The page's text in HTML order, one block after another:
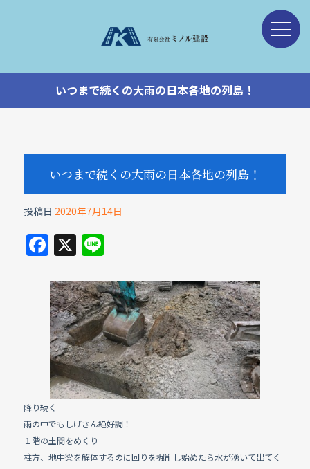
いつまで続くの大雨の日本各地の列島！
いつまで続くの大雨の日本各地の列島！
投稿日 2020年7月14日
F
a
c
e
b
o
o
k
X Li
e
降り続く
雨の中でもしげさん絶好調！
１階の土間をめくり
柱方、地中梁を解体するのに回りを掘削し始めたら水が湧いて出てく